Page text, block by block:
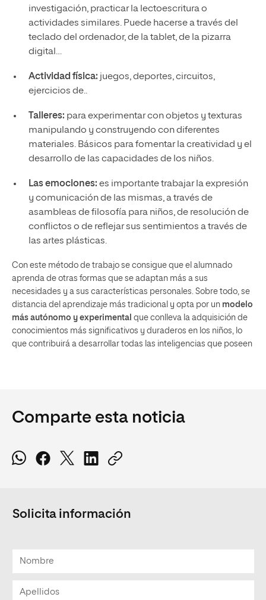
investigación, practicar la lectoescritura o
actividades similares. Puede hacerse a través del
teclado del ordenador, de la tablet, de la pizarra
digital…
Actividad física: juegos, deportes, circuitos,
ejercicios de..
Talleres: para experimentar con objetos y texturas
manipulando y construyendo con diferentes
materiales. Básicos para fomentar la creatividad y el
desarrollo de las capacidades de los niños.
Las emociones: es importante trabajar la expresión
y comunicación de las mismas, a través de
asambleas de filosofía para niños, de resolución de
conflictos o de reflejar sus sentimientos a través de
las artes plásticas.
Con este método de trabajo se consigue que el alumnado
aprenda de otras formas que se adaptan más a sus
necesidades y a sus características personales. Sobre todo, se
distancia del aprendizaje más tradicional y opta por un modelo
más autónomo y experimental que conlleva la adquisición de
conocimientos más significativos y duraderos en los niños, lo
que contribuirá a desarrollar todas las inteligencias que poseen
Comparte esta noticia
Solicita información